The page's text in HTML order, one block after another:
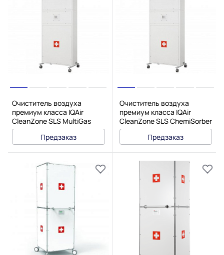
Очиститель воздуха
премиум класса IQAir
CleanZone SLS MultiGas
Предзаказ
Очиститель воздуха
премиум класса IQAir
CleanZone SLS ChemiSorber
Предзаказ